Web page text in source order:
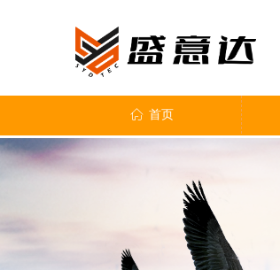
ꀇ 首页